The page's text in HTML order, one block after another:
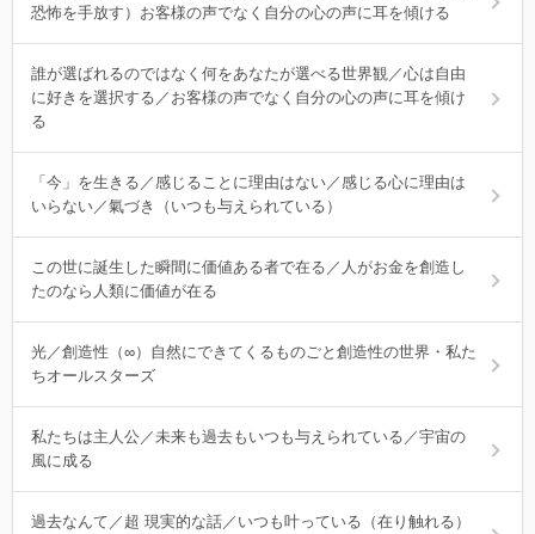
恐怖を手放す）お客様の声でなく自分の心の声に耳を傾ける
誰が選ばれるのではなく何をあなたが選べる世界観／心は自由
に好きを選択する／お客様の声でなく自分の心の声に耳を傾け
る
「今」を生きる／感じることに理由はない／感じる心に理由は
いらない／氣づき（いつも与えられている）
この世に誕生した瞬間に価値ある者で在る／人がお金を創造し
たのなら人類に価値が在る
光／創造性（∞）自然にできてくるものごと創造性の世界・私た
ちオールスターズ
私たちは主人公／未来も過去もいつも与えられている／宇宙の
風に成る
過去なんて／超 現実的な話／いつも叶っている（在り触れる）